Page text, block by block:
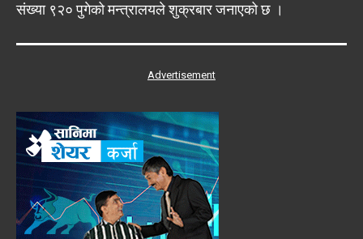
संख्या ९२० पुगेको मन्त्रालयले शुक्रबार जनाएको छ ।
Advertisement